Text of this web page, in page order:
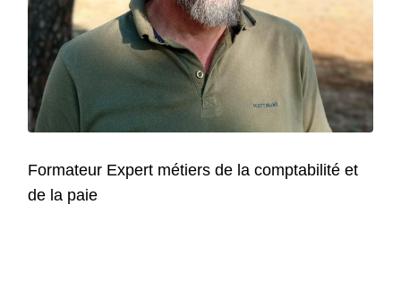
Formateur Expert métiers de la comptabilité et
de la paie